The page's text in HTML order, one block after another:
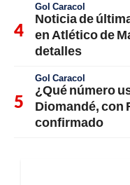
Gol Caracol
Noticia de
en Atlético de
detalles
Gol Caracol
¿Qué número
Diomandé, con
confirmado